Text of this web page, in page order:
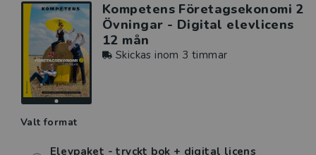
Kompetens Företagsekonomi 2
Övningar - Digital elevlicens
12 mån
Skickas inom 3 timmar
Valt format
Elevpaket - tryckt bok + digital licens